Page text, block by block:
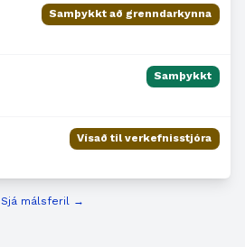
Samþykkt að grenndarkynna
Samþykkt
Vísað til verkefnisstjóra
Sjá málsferil →